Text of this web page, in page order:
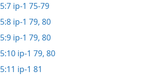
5:7 ip-1 75-79
5:8 ip-1 79, 80
5:9 ip-1 79, 80
5:10 ip-1 79, 80
5:11 ip-1 81